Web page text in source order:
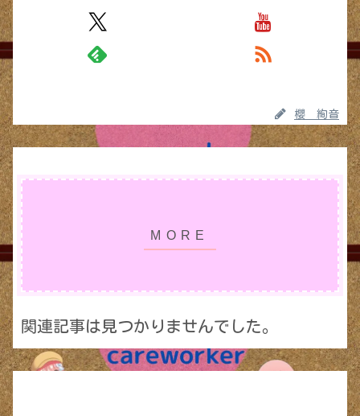
櫻 絢音
関連記事は見つかりませんでした。